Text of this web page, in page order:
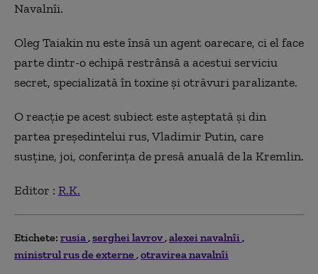
Navalnîi.
Oleg Taiakin nu este însă un agent oarecare, ci el face
parte dintr-o echipă restrânsă a acestui serviciu
secret, specializată în toxine şi otrăvuri paralizante.
O reacție pe acest subiect este așteptată și din
partea președintelui rus, Vladimir Putin, care
susține, joi, conferința de presă anuală de la Kremlin.
Editor : R.K.
Etichete: rusia serghei lavrov alexei navalnîi
ministrul rus de externe otravirea navalnîi